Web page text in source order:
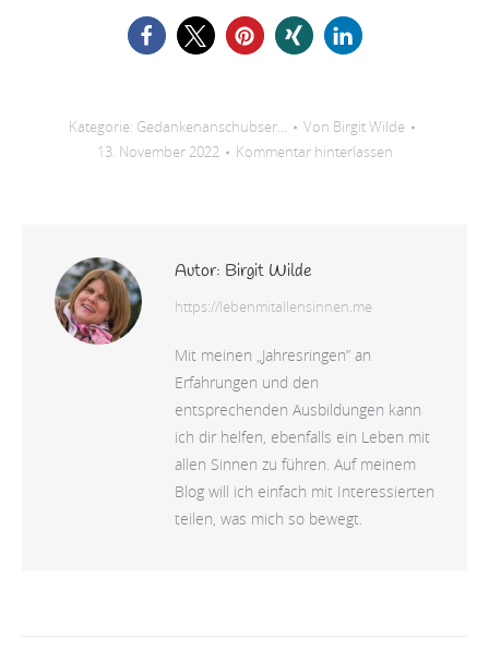
Kategorie: Gedankenanschubser... Von Birgit Wilde
13. November 2022
Kommentar hinterlassen
Autor: Birgit Wilde
https://lebenmitallensinnen.me
Mit meinen „Jahresringen” an
Erfahrungen und den
entsprechenden Ausbildungen kann
ich dir helfen, ebenfalls ein Leben mit
allen Sinnen zu führen. Auf meinem
Blog will ich einfach mit Interessierten
teilen, was mich so bewegt.